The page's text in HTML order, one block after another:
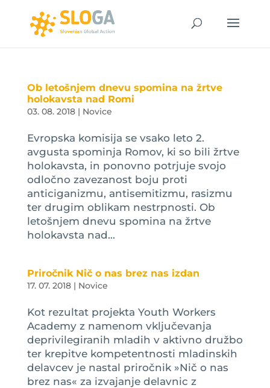
Ob letošnjem dnevu spomina na žrtve
holokavsta nad Romi
03. 08. 2018| Novice
Evropska komisija se vsako leto 2.
avgusta spominja Romov, ki so bili žrtve
holokavsta, in ponovno potrjuje svojo
odločno zavezanost boju proti
anticiganizmu, antisemitizmu, rasizmu
ter drugim oblikam nestrpnosti. Ob
letošnjem dnevu spomina na žrtve
holokavsta nad...
Priročnik Nič o nas brez nas izdan
17. 07. 2018| Novice
Kot rezultat projekta Youth Workers
Academy z namenom vključevanja
deprivilegiranih mladih v aktivno družbo
ter krepitve kompetentnosti mladinskih
delavcev je nastal priročnik »Nič o nas
brez nas« za izvajanje delavnic z